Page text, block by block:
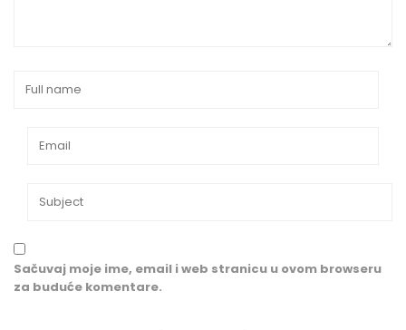
Sačuvaj moje ime, email i web stranicu u ovom browseru
za buduće komentare.